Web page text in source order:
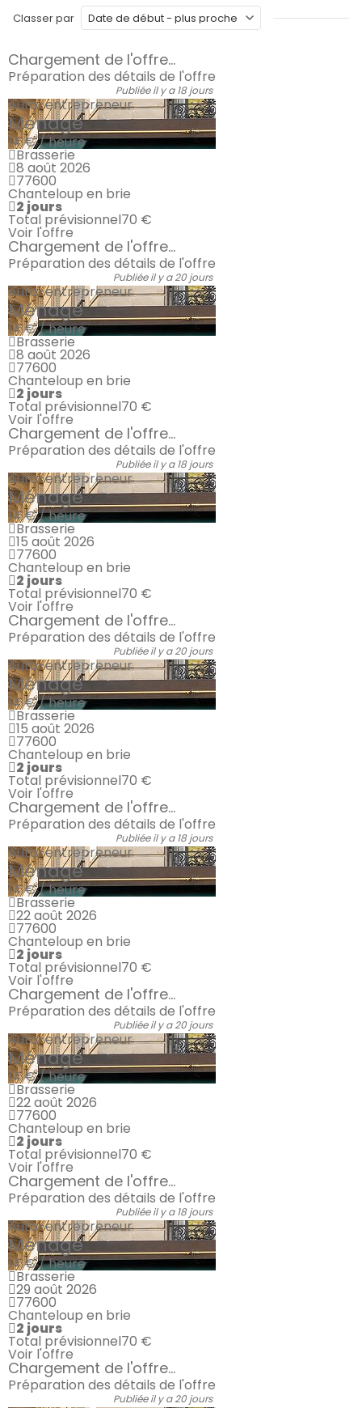
Classer par
Chargement de l'offre...
Préparation des détails de l'offre
Publiée il y a 18 jours
Auto-entrepreneur
Ménage
14 € / heure
Brasserie
8 août 2026
77600
Chanteloup en brie
2 jours
Total prévisionnel70 €
Voir l'offre
Chargement de l'offre...
Préparation des détails de l'offre
Publiée il y a 20 jours
Auto-entrepreneur
Ménage
14 € / heure
Brasserie
8 août 2026
77600
Chanteloup en brie
2 jours
Total prévisionnel70 €
Voir l'offre
Chargement de l'offre...
Préparation des détails de l'offre
Publiée il y a 18 jours
Auto-entrepreneur
Ménage
14 € / heure
Brasserie
15 août 2026
77600
Chanteloup en brie
2 jours
Total prévisionnel70 €
Voir l'offre
Chargement de l'offre...
Préparation des détails de l'offre
Publiée il y a 20 jours
Auto-entrepreneur
Ménage
14 € / heure
Brasserie
15 août 2026
77600
Chanteloup en brie
2 jours
Total prévisionnel70 €
Voir l'offre
Chargement de l'offre...
Préparation des détails de l'offre
Publiée il y a 18 jours
Auto-entrepreneur
Ménage
14 € / heure
Brasserie
22 août 2026
77600
Chanteloup en brie
2 jours
Total prévisionnel70 €
Voir l'offre
Chargement de l'offre...
Préparation des détails de l'offre
Publiée il y a 20 jours
Auto-entrepreneur
Ménage
14 € / heure
Brasserie
22 août 2026
77600
Chanteloup en brie
2 jours
Total prévisionnel70 €
Voir l'offre
Chargement de l'offre...
Préparation des détails de l'offre
Publiée il y a 18 jours
Auto-entrepreneur
Ménage
14 € / heure
Brasserie
29 août 2026
77600
Chanteloup en brie
2 jours
Total prévisionnel70 €
Voir l'offre
Chargement de l'offre...
Préparation des détails de l'offre
Publiée il y a 20 jours